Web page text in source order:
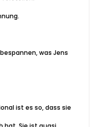
was Jens
ist es so, dass sie